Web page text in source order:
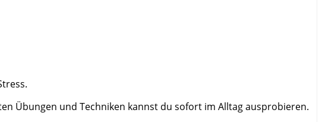
Übungen und Techniken kannst du sofort im Alltag ausprobieren.